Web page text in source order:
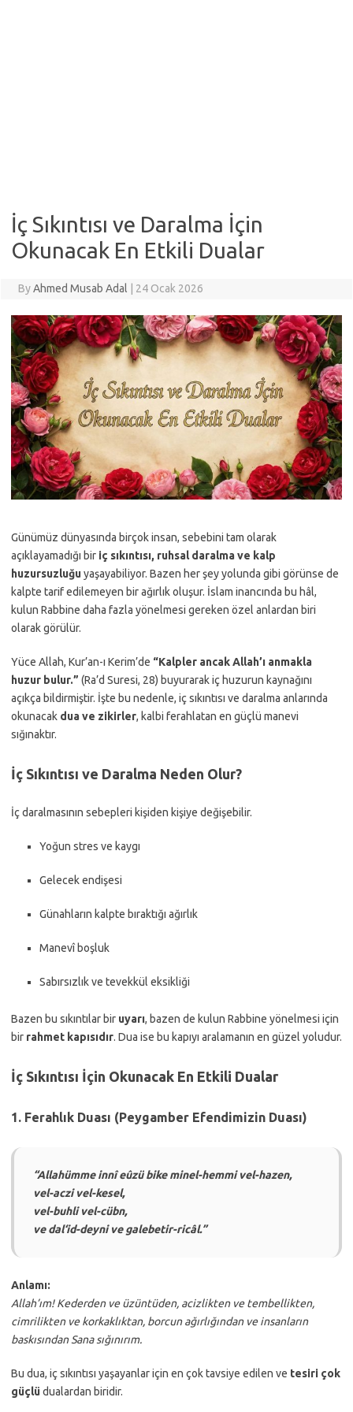
İç Sıkıntısı ve Daralma İçin
Okunacak En Etkili Dualar
ByAhmed Musab Adal 24 Ocak 2026
Günümüz dünyasında birçok insan, sebebini tam olarak
açıklayamadığı bir iç sıkıntısı, ruhsal daralma ve kalp
huzursuzluğuyaşayabiliyor. Bazen her şey yolunda gibi görünse de
kalpte tarif edilemeyen bir ağırlık oluşur. İslam inancında bu hâl,
kulun Rabbine daha fazla yönelmesi gereken özel anlardan biri
olarak görülür.
Yüce Allah, Kur’an-ı Kerim’de “Kalpler ancak Allah’ı anmakla
huzur bulur.” (Ra’d Suresi, 28) buyurarak iç huzurun kaynağını
açıkça bildirmiştir. İşte bu nedenle, iç sıkıntısı ve daralma anlarında
okunacak dua ve zikirler, kalbi ferahlatan en güçlü manevi
sığınaktır.
İç Sıkıntısı ve Daralma Neden Olur?
İç daralmasının sebepleri kişiden kişiye değişebilir.
Yoğun stres ve kaygı
Gelecek endişesi
Günahların kalpte bıraktığı ağırlık
Manevî boşluk
Sabırsızlık ve tevekkül eksikliği
Bazen bu sıkıntılar bir uyarı, bazen de kulun Rabbine yönelmesi için
bir rahmet kapısıdır. Dua ise bu kapıyı aralamanın en güzel yoludur.
İç Sıkıntısı İçin Okunacak En Etkili Dualar
1. Ferahlık Duası (Peygamber Efendimizin Duası)
“Allahümme innî eûzü bike minel-hemmi vel-hazen,
vel-aczi vel-kesel,
vel-buhli vel-cübn,
ve dal‘id-deyni ve galebetir-ricâl.”
Anlamı:
Allah’ım! Kederden ve üzüntüden, acizlikten ve tembellikten,
cimrilikten ve korkaklıktan, borcun ağırlığından ve insanların
baskısından Sana sığınırım.
Bu dua, iç sıkıntısı yaşayanlar için en çok tavsiye edilen ve tesiri çok
güçlüdualardan biridir.